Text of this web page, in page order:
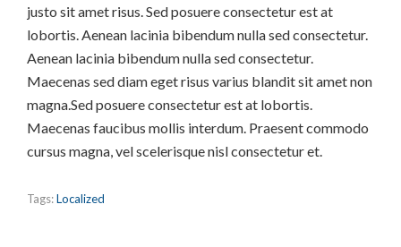
justo sit amet risus. Sed posuere consectetur est at
lobortis. Aenean lacinia bibendum nulla sed consectetur.
Aenean lacinia bibendum nulla sed consectetur.
Maecenas sed diam eget risus varius blandit sit amet non
magna.Sed posuere consectetur est at lobortis.
Maecenas faucibus mollis interdum. Praesent commodo
cursus magna, vel scelerisque nisl consectetur et.
Tags:Localized